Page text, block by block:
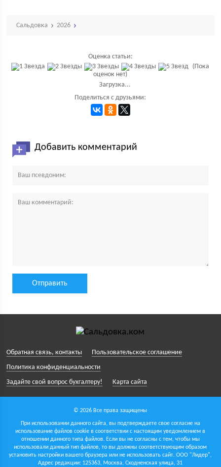
Сальдовка 2026
Оценка статьи:
(Пока
оценок нет)
Загрузка...
Поделиться с друзьями:
Добавить комментарий
Обратная связь, контакты
Пользовательское соглашение
Политика конфиденциальности
Задайте свой вопрос бухгалтеру!
Карта сайта
© 2026 Все права защищены
При использовании данного сайта, вы подтверждаете свое согласие на
использование файлов cookie в соответствии с настоящим уведомлением в
отношении данного типа файлов. Если вы не согласны с тем, чтобы мы
использовали данный тип файлов, то вы должны соответствующим образом
установить настройки вашего браузера или не использовать сайт.ООО "Лидер",
Адрес редакции: 125363, Москва, Сходненская улица, 31